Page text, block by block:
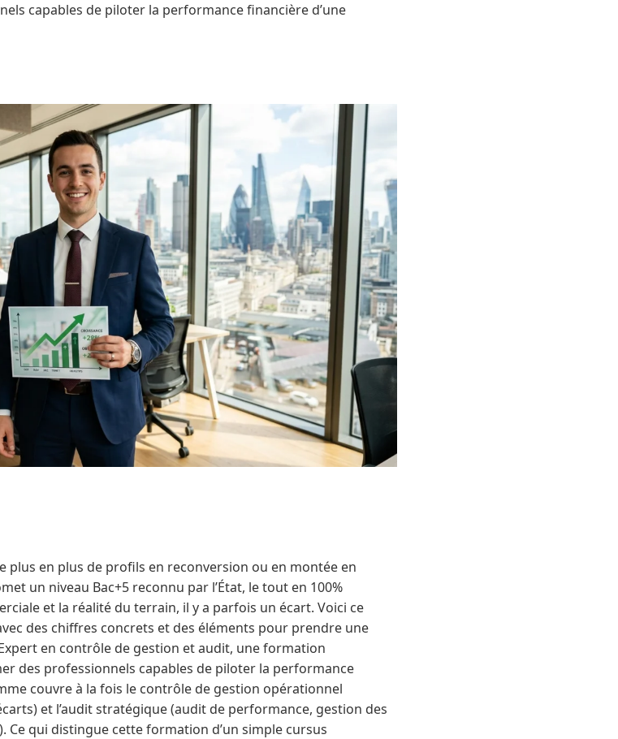
capables de piloter la performance financière d’une
plus en plus de profils en reconversion ou en montée en
un niveau Bac+5 reconnu par l’État, le tout en 100%
et la réalité du terrain, il y a parfois un écart. Voici ce
des chiffres concrets et des éléments pour prendre une
en contrôle de gestion et audit, une formation
des professionnels capables de piloter la performance
couvre à la fois le contrôle de gestion opérationnel
et l’audit stratégique (audit de performance, gestion des
qui distingue cette formation d’un simple cursus